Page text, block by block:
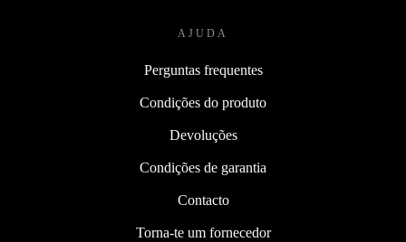
AJUDA
Perguntas frequentes
Condições do produto
Devoluções
Condições de garantia
Contacto
Torna-te um fornecedor